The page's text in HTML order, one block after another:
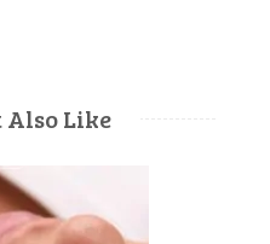
Also Like